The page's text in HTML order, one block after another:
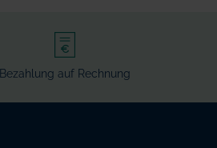
Bezahlung auf Rechnung